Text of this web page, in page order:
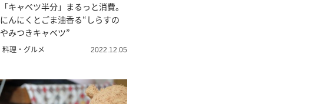
「キャベツ半分」まるっと消費。
にんにくとごま油香る“しらすの
やみつきキャベツ”
料理・グルメ 2022.12.05